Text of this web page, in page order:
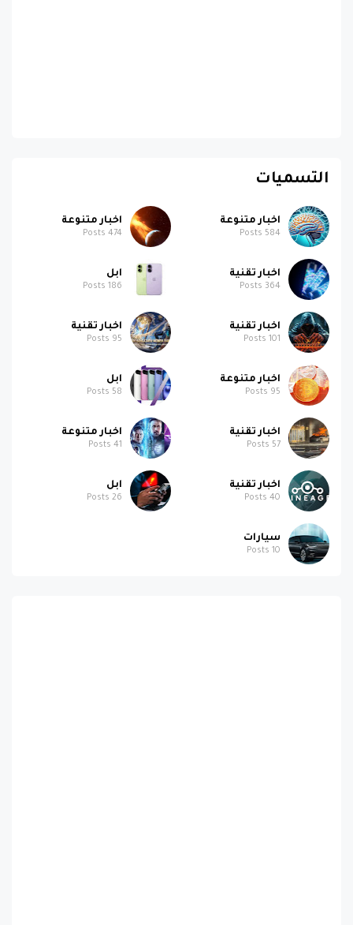
التسميات
اخبار متنوعة
584
اخبار متنوعة
474
اخبار تقنية
364
ابل
186
اخبار تقنية
101
اخبار تقنية
95
اخبار متنوعة
95
ابل
58
اخبار تقنية
57
اخبار متنوعة
41
اخبار تقنية
40
ابل
26
سيارات
10